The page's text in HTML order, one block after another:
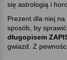
się astrologią i
Prezent dla niej
sposób, by sprawić
długopisem
gwiazd. Z